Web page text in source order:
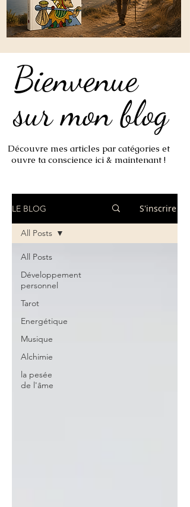
Bienvenue
sur mon blog
Bienvenue
sur mon blog
Découvre mes articles par catégories et
ouvre ta conscience ici & maintenant !
LE BLOG S'inscrire
All Posts
Développement
personnel
Tarot
Energétique
Musique
Alchimie
la pesée
de l'âme
All Posts